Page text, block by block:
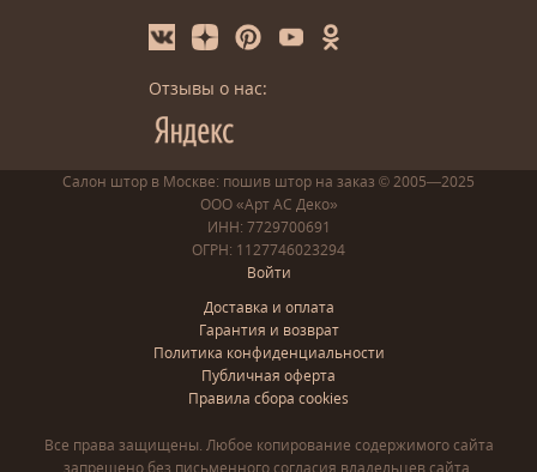
Отзывы о нас:
Салон штор в Москве: пошив штор на заказ © 2005—2025
ООО «Арт АС Деко»
ИНН: 7729700691
ОГРН: 1127746023294
Войти
Доставка и оплата
Гарантия и возврат
Политика конфиденциальности
Публичная оферта
Правила сбора cookies
Все права защищены. Любое копирование содержимого сайта